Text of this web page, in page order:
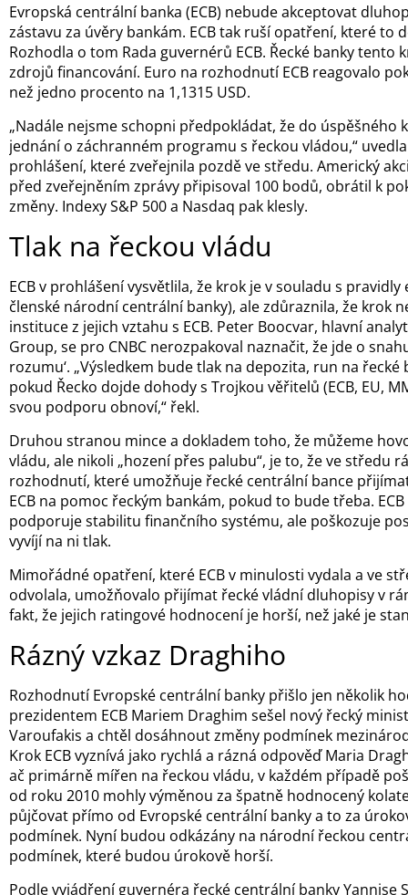
Evropská centrální banka (ECB) nebude akceptovat
zástavu za úvěry bankám. ECB tak ruší opatření, které to
Rozhodla o tom Rada guvernérů ECB. Řecké banky tento
zdrojů financování. Euro na rozhodnutí ECB reagovalo
než jedno procento na 1,1315 USD.
„Nadále nejsme schopni předpokládat, že do úspěšného
jednání o záchranném programu s řeckou vládou,“ uvedla
prohlášení, které zveřejnila pozdě ve středu. Americký
před zveřejněním zprávy připisoval 100 bodů, obrátil k
změny. Indexy S&P 500 a Nasdaq pak klesly.
Tlak na řeckou vládu
ECB v prohlášení vysvětlila, že krok je v souladu s pravidly
členské národní centrální banky), ale zdůraznila, že krok
instituce z jejich vztahu s ECB. Peter Boocvar, hlavní
Group, se pro CNBC nerozpakoval naznačit, že jde o
rozumu‘. „Výsledkem bude tlak na depozita, run na řecké
pokud Řecko dojde dohody s Trojkou věřitelů (ECB, EU,
svou podporu obnoví,“ řekl.
Druhou stranou mince a dokladem toho, že můžeme
vládu, ale nikoli „hození přes palubu“, je to, že ve středu
rozhodnutí, které umožňuje řecké centrální bance
ECB na pomoc řeckým bankám, pokud to bude třeba.
podporuje stabilitu finančního systému, ale poškozuje
vyvíjí na ni tlak.
Mimořádné opatření, které ECB v minulosti vydala a ve
odvolala, umožňovalo přijímat řecké vládní dluhopisy v
fakt, že jejich ratingové hodnocení je horší, než jaké je
Rázný vzkaz Draghiho
Rozhodnutí Evropské centrální banky přišlo jen několik
prezidentem ECB Mariem Draghim sešel nový řecký
Varoufakis a chtěl dosáhnout změny podmínek
Krok ECB vyznívá jako rychlá a rázná odpověď Maria
ač primárně mířen na řeckou vládu, v každém případě
od roku 2010 mohly výměnou za špatně hodnocený
půjčovat přímo od Evropské centrální banky a to za
podmínek. Nyní budou odkázány na národní řeckou
podmínek, které budou úrokově horší.
Podle vyjádření guvernéra řecké centrální banky Yannise